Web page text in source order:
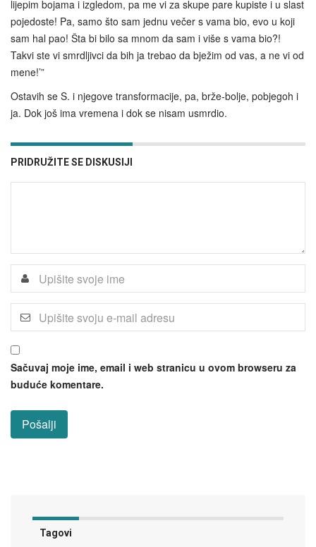
lijepim bojama i izgledom, pa me vi za skupe pare kupiste i u slast
pojedoste! Pa, samo što sam jednu večer s vama bio, evo u koji
sam hal pao! Šta bi bilo sa mnom da sam i više s vama bio?!
Takvi ste vi smrdljivci da bih ja trebao da bježim od vas, a ne vi od
mene!’”
Ostavih se S. i njegove transformacije, pa, brže-bolje, pobjegoh i
ja. Dok još ima vremena i dok se nisam usmrdio.
PRIDRUŽITE SE DISKUSIJI
Sačuvaj moje ime, email i web stranicu u ovom browseru za
buduće komentare.
Tagovi